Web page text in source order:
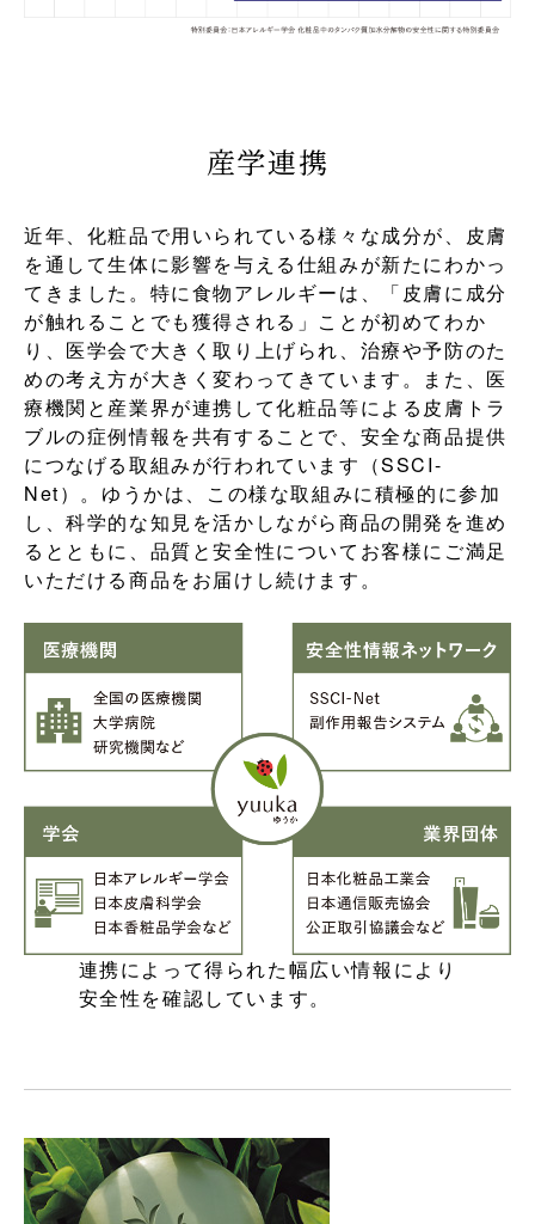
産学連携
近年、化粧品で用いられている様々な成分が、皮膚
を通して生体に影響を与える仕組みが新たにわかっ
てきました。特に食物アレルギーは、「皮膚に成分
が触れることでも獲得される」ことが初めてわか
り、医学会で大きく取り上げられ、治療や予防のた
めの考え方が大きく変わってきています。また、医
療機関と産業界が連携して化粧品等による皮膚トラ
ブルの症例情報を共有することで、安全な商品提供
につなげる取組みが行われています（SSCI-
Net）。ゆうかは、この様な取組みに積極的に参加
し、科学的な知見を活かしながら商品の開発を進め
るとともに、品質と安全性についてお客様にご満足
いただける商品をお届けし続けます。
連携によって得られた幅広い情報により
安全性を確認しています。